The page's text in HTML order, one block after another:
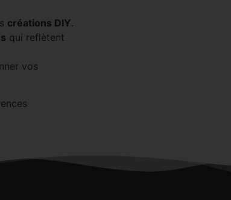
créations DIY.
qui reflètent
vos